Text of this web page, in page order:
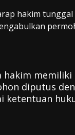
hakim tunggal
hakim
diputus
ketentuan